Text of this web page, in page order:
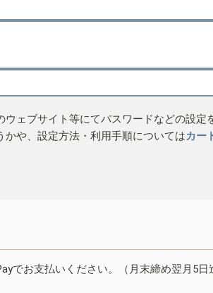
ェブサイト等にてパスワードなどの設定
や、設定方法・利用手順についてはカー
でお支払いください。（月末締め翌月5日